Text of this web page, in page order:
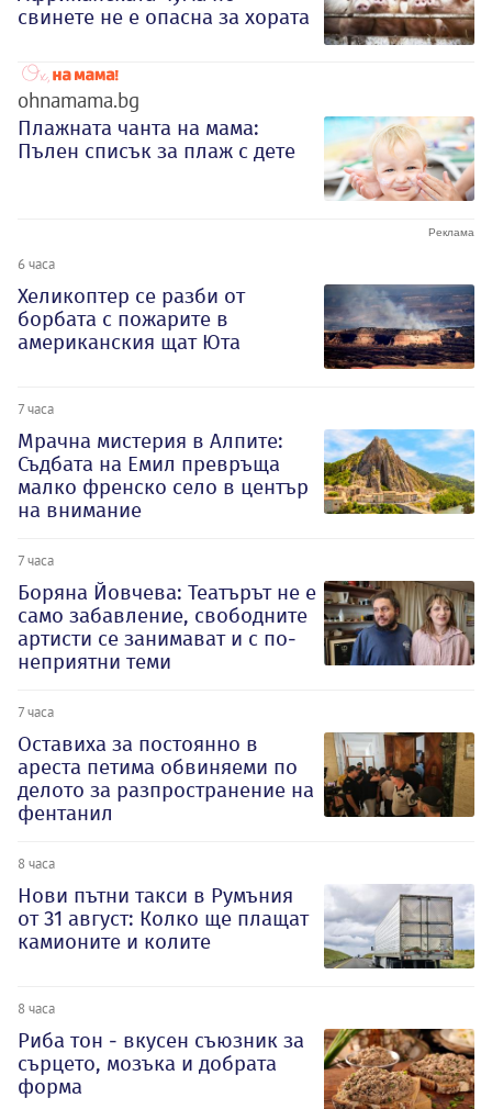
свинете не е опасна за хората
ohnamama.bg
Плажната чанта на мама:
Пълен списък за плаж с дете
6 часа
Хеликоптер се разби от
борбата с пожарите в
американския щат Юта
7 часа
Мрачна мистерия в Алпите:
Съдбата на Емил превръща
малко френско село в център
на внимание
7 часа
Боряна Йовчева: Театърът не е
само забавление, свободните
артисти се занимават и с по-
неприятни теми
7 часа
Оставиха за постоянно в
ареста петима обвиняеми по
делото за разпространение на
фентанил
8 часа
Нови пътни такси в Румъния
от 31 август: Колко ще плащат
камионите и колите
8 часа
Риба тон - вкусен съюзник за
сърцето, мозъка и добрата
форма